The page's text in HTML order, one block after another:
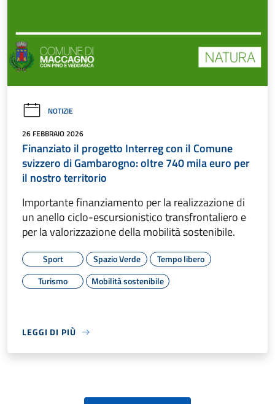
NOTIZIE
26 FEBBRAIO 2026
Finanziato il progetto Interreg con il Comune
svizzero di Gambarogno: oltre 740 mila euro per
il nostro territorio
Importante finanziamento per la realizzazione di
un anello ciclo-escursionistico transfrontaliero e
per la valorizzazione della mobilità sostenibile.
Sport Spazio Verde
Tempo libero
Turismo
Mobilità sostenibile
LEGGI DI PIÙ